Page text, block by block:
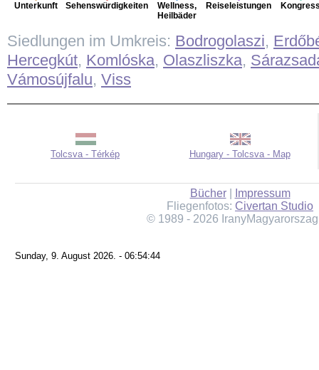
Unterkunft Sehenswürdigkeiten
Wellness,
Heilbäder
Reiseleistungen
Siedlungen im Umkreis: Bodrogolaszi,
Hercegkút, Komlóska, Olaszliszka,
Vámosújfalu, Viss
Tolcsva - Térkép Hungary - Tolcsva - Map
Bücher|
Impressum
Fliegenfotos: Civertan Studio
© 1989 - 2026
Sunday, 9. August 2026. - 06:54:44